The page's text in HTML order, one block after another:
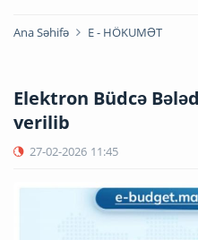
Ana Səhifə E - HÖKUMƏT
Elektron Büdcə
verilib
27-02-2026 11:45